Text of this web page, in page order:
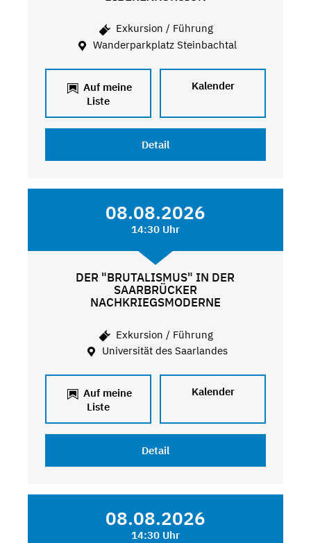
Exkursion / Führung
Wanderparkplatz Steinbachtal
Auf meine
Liste
Kalender
Detail
08.08.2026
14:30 Uhr
DER "BRUTALISMUS" IN DER
SAARBRÜCKER
NACHKRIEGSMODERNE
Exkursion / Führung
Universität des Saarlandes
Auf meine
Liste
Kalender
Detail
08.08.2026
14:30 Uhr